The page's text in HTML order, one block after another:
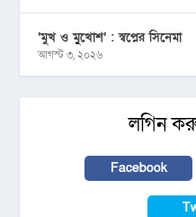
‘মুখ ও মু্খোশ’ : স্বপ্নের সিনেমা
আগস্ট ৩, ২০২৬
লগিন
Facebook